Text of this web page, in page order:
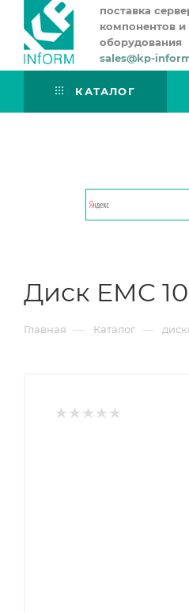
поставка
компонентов и
оборудования
sales@kp-
КАТАЛОГ
Диск EMC
Главная — Каталог —